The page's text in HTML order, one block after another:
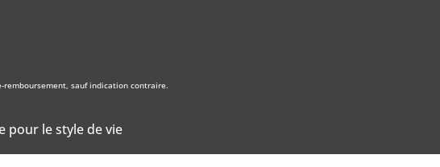
sauf indication contraire.
pour le style de vie